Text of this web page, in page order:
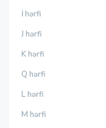
İ hərfi
J hərfi
K hərfi
Q hərfi
L hərfi
M hərfi